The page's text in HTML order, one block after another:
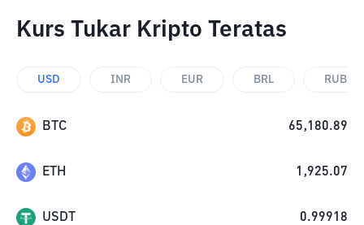
Kurs Tukar Kripto Teratas
USD INR EUR BRL RUB
BTC 65,180.89
ETH 1,925.07
USDT 0.99918